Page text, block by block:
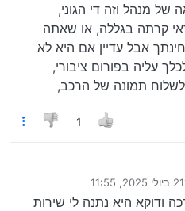
מנהל וזה די הגוני,
קרתה בגללה, או שאתה
אבל עדיין אם היא לא
עליה בפורום ציבורי,
תמונה של הרכב,
1
21 ביולי 2025, 11:55
על ידי
ודוקא היא נתנה לי שירות